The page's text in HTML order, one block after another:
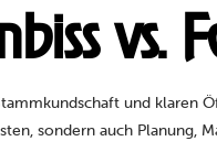
vs.
und klaren
sondern auch Planung,